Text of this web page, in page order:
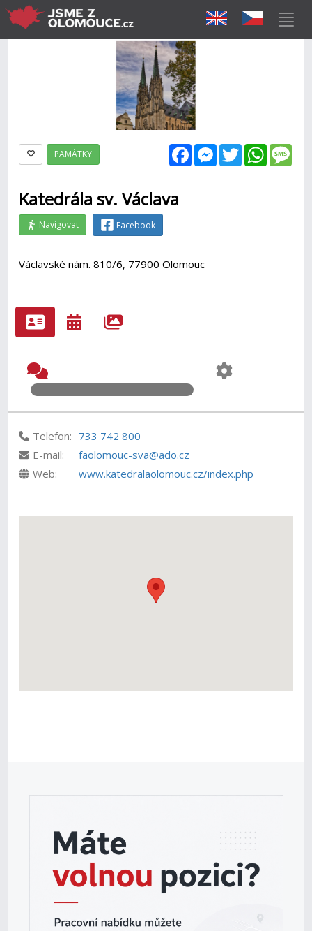
FacebookMessenger
Twitter
PAMÁTKY
Katedrála sv. Václava
Navigovat Facebook
Václavské nám. 810/6, 77900 Olomouc
Telefon: 733 742 800
E-mail:
faolomouc-sva@ado.cz
Web:
www.katedralaolomouc.cz/index.php